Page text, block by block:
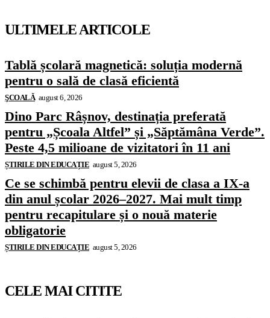
ULTIMELE ARTICOLE
Tablă școlară magnetică: soluția modernă
pentru o sală de clasă eficientă
ŞCOALĂ august 6, 2026
Dino Parc Râșnov, destinația preferată
pentru „Școala Altfel” și „Săptămâna Verde”.
Peste 4,5 milioane de vizitatori în 11 ani
ȘTIRILE DIN EDUCAȚIE august 5, 2026
Ce se schimbă pentru elevii de clasa a IX-a
din anul școlar 2026–2027. Mai mult timp
pentru recapitulare și o nouă materie
obligatorie
ȘTIRILE DIN EDUCAȚIE august 5, 2026
CELE MAI CITITE